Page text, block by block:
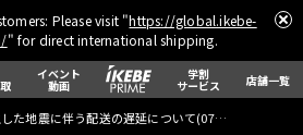
Please visit "https://global.ikebe-
" for direct international shipping.
イベント
動画
学割
サービス 店舗一覧
した地震に伴う配送の遅延について(07月29日